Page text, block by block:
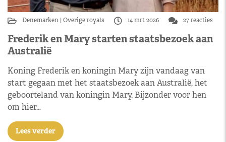
Denemarken Overige royals 14 mrt 2026 27 reacties
Frederik en Mary starten staatsbezoek aan
Australië
Koning Frederik en koningin Mary zijn vandaag van
start gegaan met het staatsbezoek aan Australië, het
geboorteland van koningin Mary. Bijzonder voor hen
om hier…
Lees verder